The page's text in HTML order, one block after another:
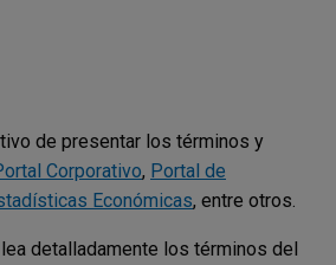
de presentar los términos y
Corporativo, Portal de
Económicas, entre otros.
detalladamente los términos del